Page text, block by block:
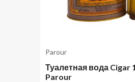
Parour
Туалетная вода Cigar
Parour